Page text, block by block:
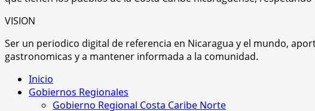
VISION
Ser un periodico digital de referencia en Nicaragua y el mundo,
gastronomicas y a mantener informada a la comunidad.
Menú
principal
Inicio
Gobiernos Regionales
Gobierno Regional Costa Caribe Norte